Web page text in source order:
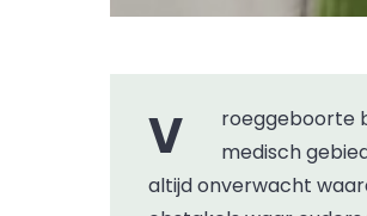
Vroeggeboorte brengt een unieke reeks uitdagingen met zich mee, niet alleen op
medisch
altijd onverwacht